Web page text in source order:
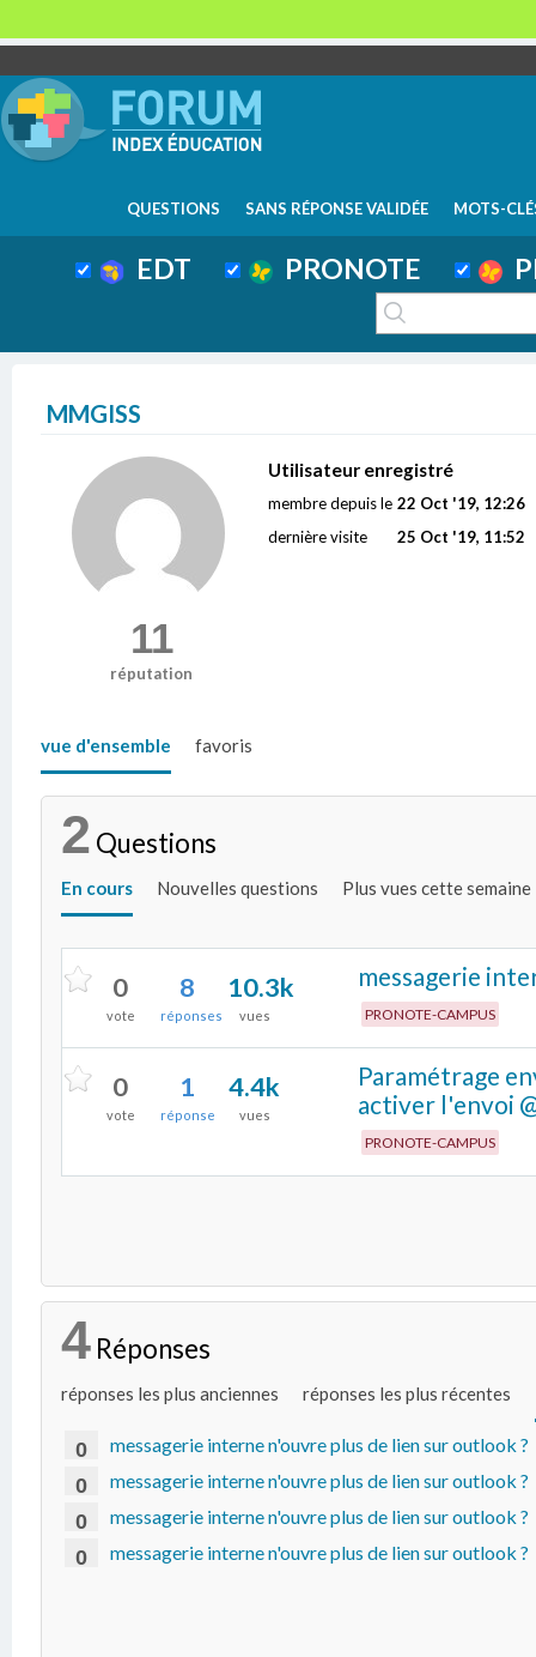
QUESTIONS SANS RÉPONSE VALIDÉE MOTS-
EDT PRONOTE
MMGISS
11
réputation
Utilisateur enregistré
membre depuis le 22 Oct '19, 12:26
dernière visite
25 Oct '19, 11:52
vue d'ensemble favoris
2 Questions
En cours Nouvelles questions Plus vues cette semaine
0
vote
8
réponses
10.3k
vues
messagerie
PRONOTE-CAMPUS
0
vote
1
réponse
4.4k
vues
Paramétrage
activer l'envoi
PRONOTE-CAMPUS
4Réponses
réponses les plus anciennes réponses les plus récentes
0 messagerie interne n'ouvre plus de lien sur outlook ?
0 messagerie interne n'ouvre plus de lien sur outlook ?
0 messagerie interne n'ouvre plus de lien sur outlook ?
0 messagerie interne n'ouvre plus de lien sur outlook ?